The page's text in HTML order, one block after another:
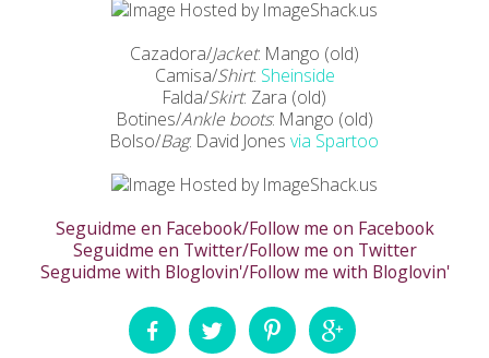
Cazadora/Jacket: Mango (old)
Camisa/Shirt: Sheinside
Falda/Skirt: Zara (old)
Botines/Ankle boots: Mango (old)
Bolso/Bag: David Jones via Spartoo
Seguidme en Facebook/Follow me on Facebook
Seguidme en Twitter/Follow me on Twitter
Seguidme with Bloglovin'/Follow me with Bloglovin'